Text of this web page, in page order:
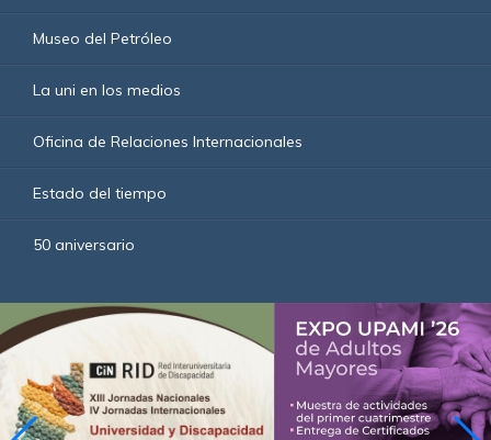
Museo del Petróleo
La uni en los medios
Oficina de Relaciones Internacionales
Estado del tiempo
50 aniversario